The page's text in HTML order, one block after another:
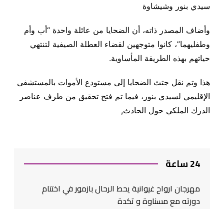
سيدي بنور وشيشاوة
وأضاف المصدر ذاته، أن الضحايا من عائلة واحدة “أب وأم
وطفليهما”، كانوا متوجهين لقضاء العطلة الصيفية لتنتهي
حياتهم بهذه الطريقة المأساوية.
هذا وتم نقل جتث الضحايا إلى مستودع الأموات بالمستشفى
الإقليمي لسيدي بنور، فيما تم فتح تحقيق من طرف عناصر
الدرك الملكي حول الحادث,
24 ساعة
مهرجان ارواح غيوانية يحط الرحال بازمور في اختتام
دورته مع مسناوة و تكدة